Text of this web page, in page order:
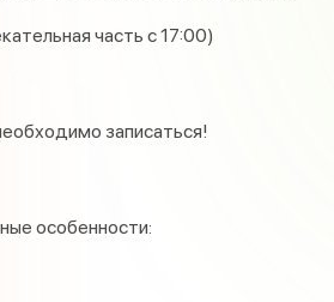
часть с 17:00)
записаться!
особенности: